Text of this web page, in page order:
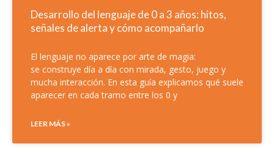
Desarrollo del lenguaje de 0 a 3 años: hitos,
señales de alerta y cómo acompañarlo
El lenguaje no aparece por arte de magia:
se construye día a día con mirada, gesto, juego y
mucha interacción. En esta guía explicamos qué suele
aparecer en cada tramo entre los 0 y
LEER MÁS »